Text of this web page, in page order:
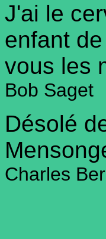
J'ai le
enfant
vous les
Bob Saget
Désolé
Charles